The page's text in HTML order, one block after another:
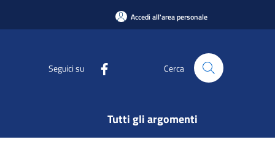
Accedi all'area personale
Seguici su Cerca
Tutti gli argomenti